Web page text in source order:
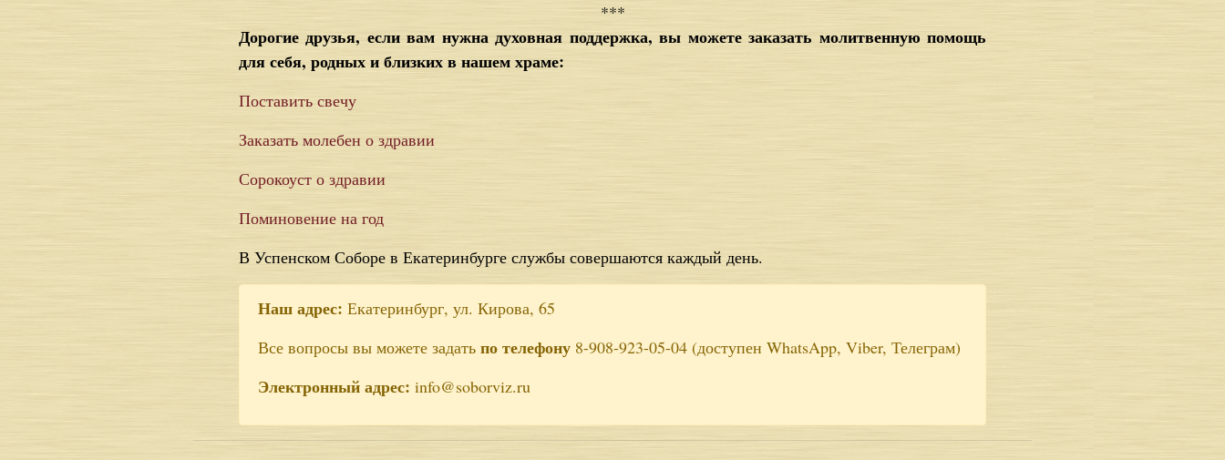
***
Дорогие друзья, если вам нужна духовная поддержка, вы можете заказать молитвенную помощь
для себя, родных и близких в нашем храме:
Поставить свечу
Заказать молебен о здравии
Сорокоуст о здравии
Поминовение на год
В Успенском Соборе в Екатеринбурге службы совершаются каждый день.
Наш адрес: Екатеринбург, ул. Кирова, 65
Все вопросы вы можете задать по телефону 8-908-923-05-04 (доступен WhatsApp, Viber, Телеграм)
Электронный адрес: info@soborviz.ru